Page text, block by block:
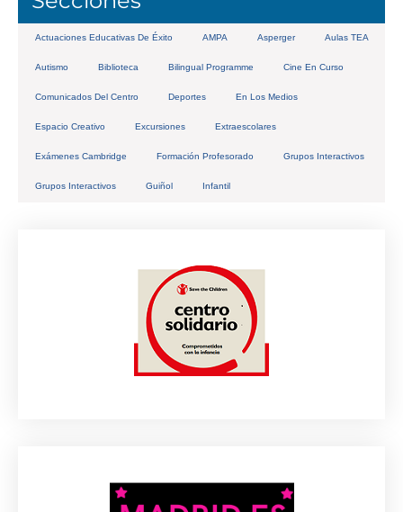
Actuaciones Educativas De Éxito AMPA Asperger Aulas TEA
Autismo Biblioteca Bilingual Programme Cine En Curso
Comunicados Del Centro Deportes En Los Medios
Espacio Creativo Excursiones Extraescolares
Exámenes Cambridge Formación Profesorado Grupos Interactivos
Grupos Interactivos Guiñol Infantil